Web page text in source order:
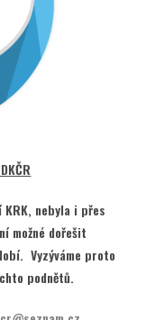
KRK, nebyla i přes
možné dořešit
Vyzýváme proto
podnětů.